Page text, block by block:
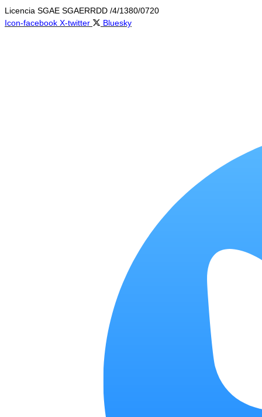
Ir
al
Licencia SGAE SGAERRDD /4/1380/0720
Icon-facebook X-twitter Bluesky